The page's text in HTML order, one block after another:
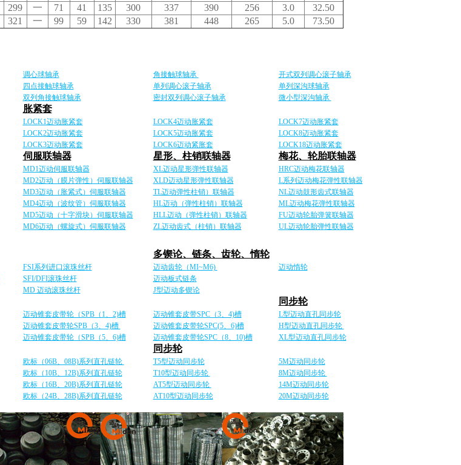
299 一 71 41 135 300 337 390 256 3.0
32.50
321 一 99 59 142 330 381 448 265 5.0 73.50
调心球轴承 角接触球轴承
开式双列调心滚子轴承
四点接触球轴承 单列调心滚子轴承
单列深沟球轴承
双列角接触球轴承 密封双列调心滚子轴承 微小型深沟轴承
胀紧套
LOCK1迈动胀紧套 LOCK4迈动胀紧套
LOCK7迈动胀紧套
LOCK2迈动胀紧套 LOCK5迈动胀紧套
LOCK8迈动胀紧套
LOCK3迈动胀紧套 LOCK6迈动紧胀套 LOCK18迈动胀紧套
伺服联轴器 星形、柱销联轴器 梅花、轮胎联轴器
MD1迈动伺服联轴器 XL迈动星形弹性联轴器
HRC迈动梅花联轴器
MD2迈动（膜片弹性）伺服联轴器 XLD迈动星形弹性联轴器
L系列迈动梅花弹性联轴器
MD3迈动（胀紧式）伺服联轴器 TL迈动弹性柱销）联轴器
NL迈动鼓形齿式联轴器
MD4迈动（波纹管）伺服联轴器 HL迈动（弹性柱销）联轴器
ML迈动梅花弹性联轴器
MD5迈动（十字滑块）伺服联轴器 HLL迈动（弹性柱销）联轴器
FU迈动轮胎弹簧联轴器
MD6迈动（螺旋式）伺服联轴器 ZL迈动齿式（柱销）联轴器 UL迈动轮胎弹性联轴器
多锲论、链条、齿轮、惰轮
FSI系列进口滚珠丝杆 迈动齿轮（MI~M6)
迈动惰轮
SFI/DFI滚珠丝杆
迈动板式链条
MD 迈动滚珠丝杆 J型迈动多锲论
同步轮
迈动锥套皮带轮（SPB（1、2)槽 迈动锥套皮带SPC（3、4)槽
L型迈动直孔同步轮
迈动锥套皮带轮SPB（3、4)槽 迈动锥套皮带轮SPC(5、6)槽
H型迈动直孔同步轮
迈动锥套皮带轮（SPB（5、6)槽 迈动锥套皮带轮SPC（8、10)槽 XL型迈动直孔同步轮
同步轮
欧标（06B、08B)系列直孔链轮 T5型迈动同步轮
5M迈动同步轮
欧标（10B、12B)系列直孔链轮 T10型迈动同步轮
8M迈动同步轮
欧标（16B、20B)系列直孔链轮 AT5型迈动同步轮
14M迈动同步轮
欧标（24B、28B)系列直孔链轮 AT10型迈动同步轮 20M迈动同步轮